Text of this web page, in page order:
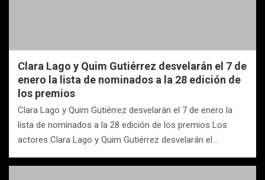
Clara Lago y Quim Gutiérrez desvelarán el 7 de
enero la lista de nominados a la 28 edición de
los premios
Clara Lago y Quim Gutiérrez desvelarán el 7 de enero la
lista de nominados a la 28 edición de los premios Los
actores Clara Lago y Quim Gutiérrez desvelarán el…